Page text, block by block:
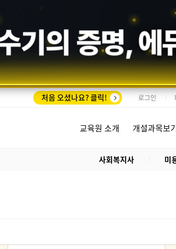
기의 증명,에
처음 오셨나요? 클릭! 로그인
교육원 소개 개설과목보
사회복지사 미